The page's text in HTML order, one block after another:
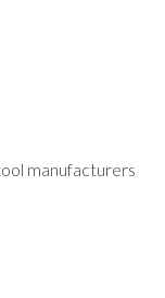
manufacturers